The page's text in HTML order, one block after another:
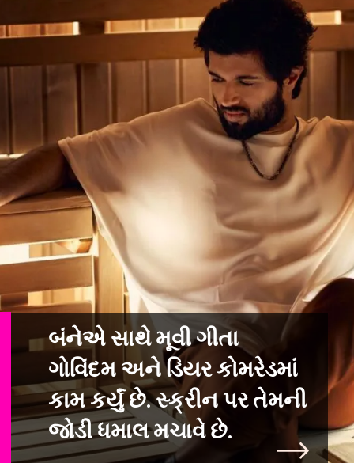
બંનેએ સાથે મૂવી ગીતા
ગોવિંદમ અને ડિયર કોમરેડમાં
કામ કર્યું છે. સ્ક્રીનપર તેમની